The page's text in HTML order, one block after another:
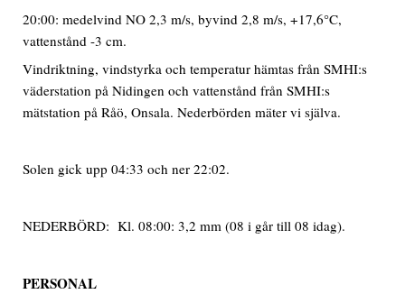
20:00: medelvind NO 2,3 m/s, byvind 2,8 m/s, +17,6°C,
vattenstånd -3 cm.
Vindriktning, vindstyrka och temperatur hämtas från SMHI:s
väderstation på Nidingen och vattenstånd från SMHI:s
mätstation på Råö, Onsala. Nederbörden mäter vi själva.
Solen gick upp 04:33 och ner 22:02.
NEDERBÖRD: Kl. 08:00: 3,2 mm (08 i går till 08 idag).
PERSONAL